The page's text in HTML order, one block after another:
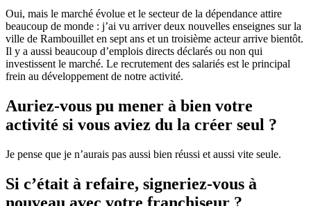
Oui, mais le marché évolue et le secteur de la dépendance attire
beaucoup de monde : j’ai vu arriver deux nouvelles enseignes sur la
ville de Rambouillet en sept ans et un troisième acteur arrive bientôt.
Il y a aussi beaucoup d’emplois directs déclarés ou non qui
investissent le marché. Le recrutement des salariés est le principal
frein au développement de notre activité.
Auriez-vous pu mener à bien votre
activité si vous aviez du la créer seul ?
Je pense que je n’aurais pas aussi bien réussi et aussi vite seule.
Si c’était à refaire, signeriez-vous à